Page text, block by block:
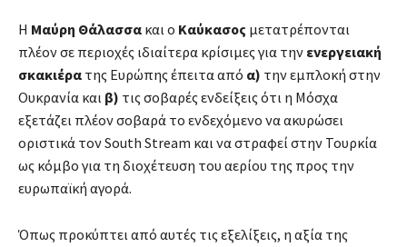
Η Μαύρη Θάλασσα και ο Καύκασος μετατρέπονται
πλέον σε περιοχές ιδιαίτερα κρίσιμες για την ενεργειακή
σκακιέρα της Ευρώπης έπειτα από α) την εμπλοκή στην
Ουκρανία και β) τις σοβαρές ενδείξεις ότι η Μόσχα
εξετάζει πλέον σοβαρά το ενδεχόμενο να ακυρώσει
οριστικά τον South Stream και να στραφεί στην Τουρκία
ως κόμβο για τη διοχέτευση του αερίου της προς την
ευρωπαϊκή αγορά.
Όπως προκύπτει από αυτές τις εξελίξεις, η αξία της